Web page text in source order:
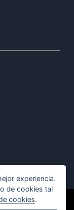
reservados.
experiencia.
de cookies tal
cookies.